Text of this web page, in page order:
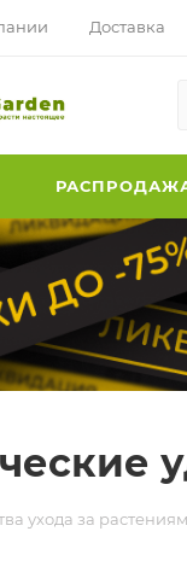
Доставка
ухода за